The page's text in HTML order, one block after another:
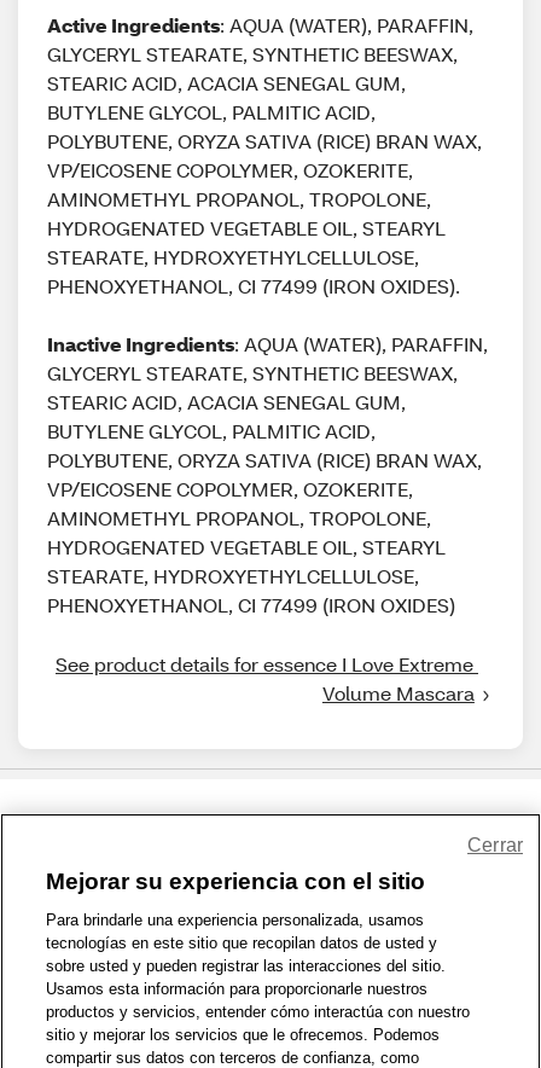
Active Ingredients: AQUA (WATER), PARAFFIN,
GLYCERYL STEARATE, SYNTHETIC BEESWAX,
STEARIC ACID, ACACIA SENEGAL GUM,
BUTYLENE GLYCOL, PALMITIC ACID,
POLYBUTENE, ORYZA SATIVA (RICE) BRAN WAX,
VP/EICOSENE COPOLYMER, OZOKERITE,
AMINOMETHYL PROPANOL, TROPOLONE,
HYDROGENATED VEGETABLE OIL, STEARYL
STEARATE, HYDROXYETHYLCELLULOSE,
PHENOXYETHANOL, CI 77499 (IRON OXIDES).
Inactive Ingredients: AQUA (WATER), PARAFFIN,
GLYCERYL STEARATE, SYNTHETIC BEESWAX,
STEARIC ACID, ACACIA SENEGAL GUM,
BUTYLENE GLYCOL, PALMITIC ACID,
POLYBUTENE, ORYZA SATIVA (RICE) BRAN WAX,
VP/EICOSENE COPOLYMER, OZOKERITE,
AMINOMETHYL PROPANOL, TROPOLONE,
HYDROGENATED VEGETABLE OIL, STEARYL
STEARATE, HYDROXYETHYLCELLULOSE,
PHENOXYETHANOL, CI 77499 (IRON OXIDES)
See product details for essence I Love Extreme
Volume Mascara
1-800-679-9691 | Contáctenos | Términos de Uso | Accesibilidad
Política de Privacidad | WA Privacy Policy | Mapa del sitio
Zona de Bienestar | © 1999 - 2026 CVS.com
Mejorar su experiencia con el sitio
Para brindarle una experiencia personalizada, usamos
tecnologías en este sitio que recopilan datos de usted y
sobre usted y pueden registrar las interacciones del sitio.
Usamos esta información para proporcionarle nuestros
productos y servicios, entender cómo interactúa con nuestro
sitio y mejorar los servicios que le ofrecemos. Podemos
compartir sus datos con terceros de confianza, como
Cerrar